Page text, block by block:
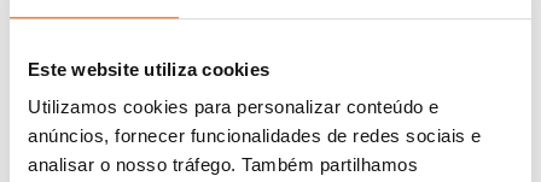
Este website utiliza cookies
Utilizamos cookies para personalizar conteúdo e
anúncios, fornecer funcionalidades de redes sociais e
analisar o nosso tráfego. Também partilhamos